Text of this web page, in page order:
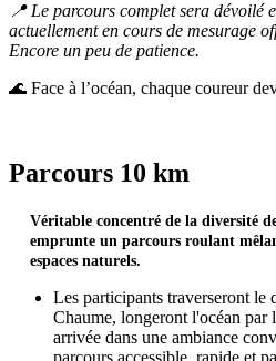
📍 Le parcours complet sera dévoilé
actuellement en cours de mesurage
Encore un peu de patience.
🌊 Face à l’océan, chaque coureur
Parcours 10 km
Véritable concentré de la diversité
emprunte un parcours roulant
espaces naturels.
Les participants traverseront le
Chaume, longeront l'océan par
arrivée dans une ambiance
parcours accessible, rapide et